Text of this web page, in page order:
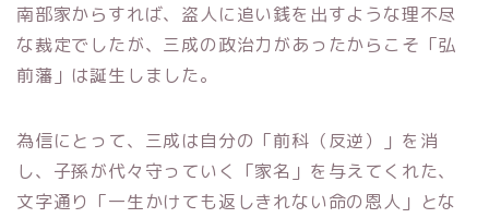
南部家からすれば、盗人に追い銭を出すような理不尽
な裁定でしたが、三成の政治力があったからこそ「弘
前藩」は誕生しました。
為信にとって、三成は自分の「前科（反逆）」を消
し、子孫が代々守っていく「家名」を与えてくれた、
文字通り「一生かけても返しきれない命の恩人」とな